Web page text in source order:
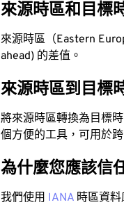
來源時區和目標
來源時區（Eastern
ahead) 的差值。
來源時區到目標
將來源時區轉換為目標
個方便的工具，可用於
為什麼您應該信
我們使用 IANA 時區資